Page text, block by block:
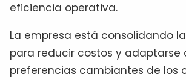
eficiencia operativa.
La empresa está consolidando
para reducir costos y adaptarse
preferencias cambiantes de los